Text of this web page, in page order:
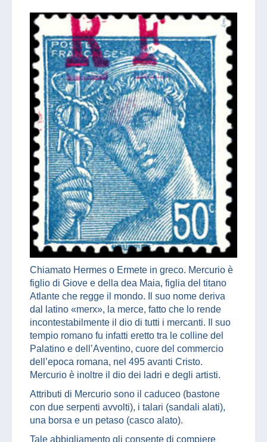
Chiamato Hermes o Ermete in greco. Mercurio è
figlio di Giove e della dea Maia, figlia del titano
Atlante che regge il mondo. Il suo nome deriva
dal latino «merx», la merce, fatto che lo rende
incontestabilmente il dio di tutti i mercanti. Il suo
tempio romano fu infatti eretto tra le colline del
Palatino e dell’Aventino, cuore del commercio
dell’epoca romana, nel 495 avanti Cristo.
Mercurio è inoltre il dio dei ladri e degli artisti.
Attributi di Mercurio sono il caduceo (bastone
con due serpenti avvolti), i talari (sandali alati),
una borsa e un petaso (casco alato).
Tale abbigliamento gli consente di compiere